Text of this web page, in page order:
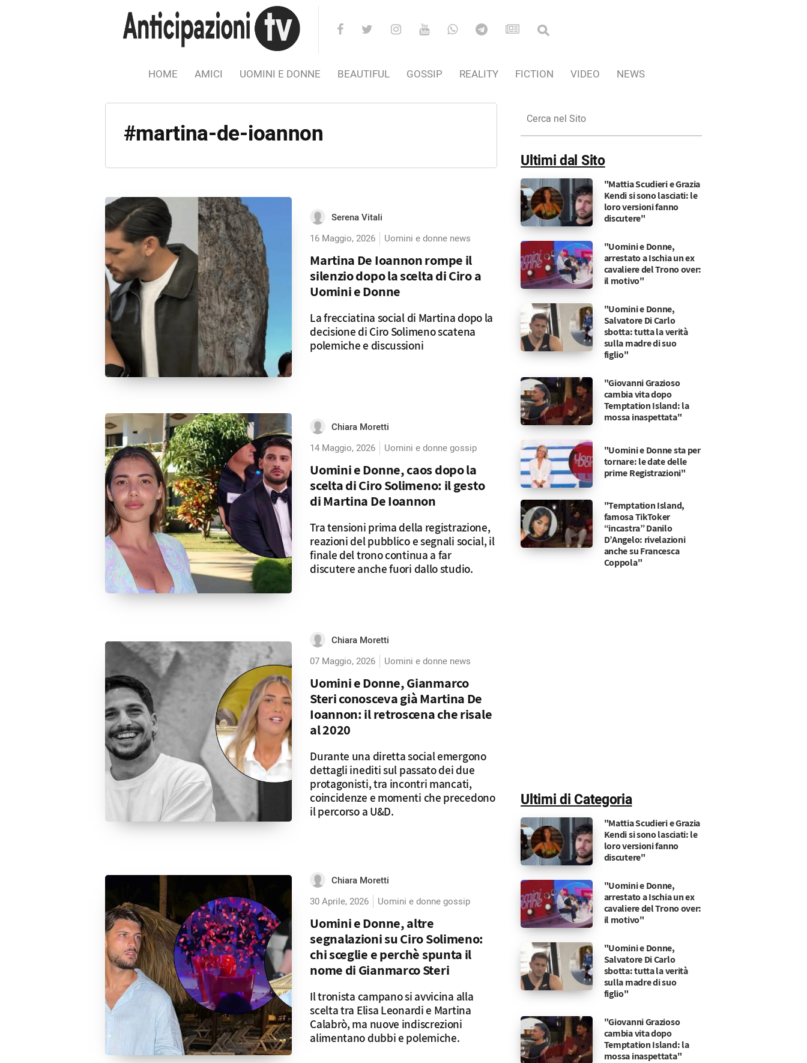
HOME AMICI UOMINI E DONNE BEAUTIFUL GOSSIP REALITY FICTION VIDEO NEWS
#martina-de-ioannon
Serena Vitali
16 Maggio, 2026
Uomini e donne news
Martina De Ioannon rompe il
silenzio dopo la scelta di Ciro a
Uomini e Donne
La frecciatina social di Martina dopo la
decisione di Ciro Solimeno scatena
polemiche e discussioni
Chiara Moretti
14 Maggio, 2026
Uomini e donne gossip
Uomini e Donne, caos dopo la
scelta di Ciro Solimeno: il gesto
di Martina De Ioannon
Tra tensioni prima della registrazione,
reazioni del pubblico e segnali social, il
finale del trono continua a far
discutere anche fuori dallo studio.
Chiara Moretti
07 Maggio, 2026
Uomini e donne news
Uomini e Donne, Gianmarco
Steri conosceva già Martina De
Ioannon: il retroscena che risale
al 2020
Durante una diretta social emergono
dettagli inediti sul passato dei due
protagonisti, tra incontri mancati,
coincidenze e momenti che precedono
il percorso a U&D.
Chiara Moretti
30 Aprile, 2026
Uomini e donne gossip
Uomini e Donne, altre
segnalazioni su Ciro Solimeno:
chi sceglie e perchè spunta il
nome di Gianmarco Steri
Il tronista campano si avvicina alla
scelta tra Elisa Leonardi e Martina
Calabrò, ma nuove indiscrezioni
alimentano dubbi e polemiche.
nel
Sito
Ultimi dal Sito
"Mattia Scudieri e Grazia
Kendi si sono lasciati: le
loro versioni fanno
discutere"
"Uomini e Donne,
arrestato a Ischia un ex
cavaliere del Trono over:
il motivo"
"Uomini e Donne,
Salvatore Di Carlo
sbotta: tutta la verità
sulla madre di suo
figlio"
"Giovanni Grazioso
cambia vita dopo
Temptation Island: la
mossa inaspettata"
"Uomini e Donne sta per
tornare: le date delle
prime Registrazioni"
"Temptation Island,
famosa TikToker
“incastra” Danilo
D’Angelo: rivelazioni
anche su Francesca
Coppola"
Ultimi di Categoria
"Mattia Scudieri e Grazia
Kendi si sono lasciati: le
loro versioni fanno
discutere"
"Uomini e Donne,
arrestato a Ischia un ex
cavaliere del Trono over:
il motivo"
"Uomini e Donne,
Salvatore Di Carlo
sbotta: tutta la verità
sulla madre di suo
figlio"
"Giovanni Grazioso
cambia vita dopo
Temptation Island: la
mossa inaspettata"